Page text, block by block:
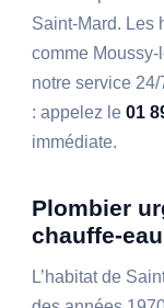
Saint-Mard. Les
comme
notre service 24/
: appelez le01
immédiate.
Plombier
chauffe-
L’habitat de